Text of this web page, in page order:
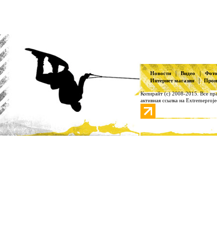
Новости|Видео|
Интернет магазин|
Копирайт (с) 2008-2015. Все
активная ссылка на